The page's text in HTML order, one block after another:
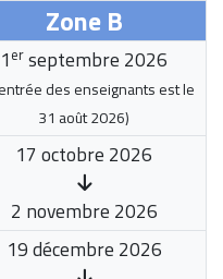
Zone B
1 er septembre 2026
des enseignants est le
31 août 2026)
17 octobre 2026
2 novembre 2026
19 décembre 2026